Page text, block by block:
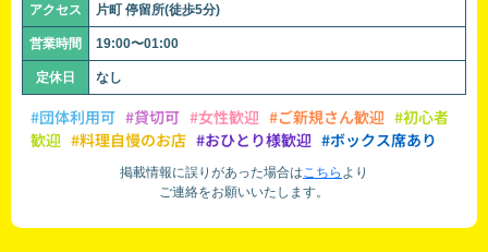
アクセス 片町 停留所(徒歩5分)
営業時間 19:00〜01:00
定休日 なし
#団体利用可 #貸切可 #女性歓迎 #ご新規さん歓迎 #初心者
歓迎 #料理自慢のお店 #おひとり様歓迎 #ボックス席あり
掲載情報に誤りがあった場合はこちら より
ご連絡をお願いいたします。